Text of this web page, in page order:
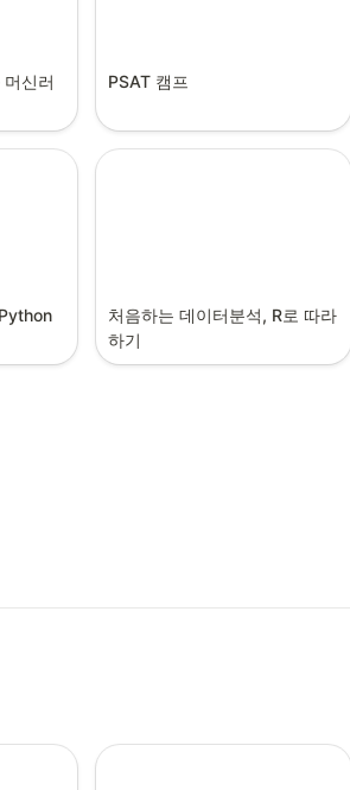
신러
PSAT 캠프
처음하는 데이터분석, R로 따라
하기